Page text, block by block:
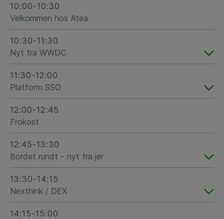
10:00-10:30
Velkommen hos Atea
10:30-11:30
Nyt fra WWDC
11:30-12:00
Platform SSO
12:00-12:45
Frokost
12:45-13:30
Bordet rundt – nyt fra jer
13:30-14:15
Nexthink / DEX
14:15-15:00